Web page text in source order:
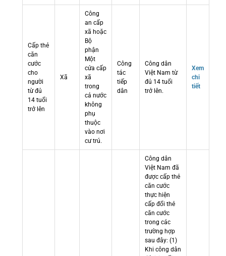
Cấp thẻ
căn
cước
cho
người
từ đủ
14 tuổi
trở lên
Xã
Công
an cấp
xã hoặc
Bộ
phận
Một
cửa cấp
xã
trong
cả nước
không
phụ
thuộc
vào nơi
cư trú.
Công
tác
tiếp
dân
Công dân
Việt Nam từ
đủ 14 tuổi
trở lên.
Xem
chi
tiết
Công dân
Việt Nam đã
được cấp thẻ
căn cước
thực hiện
cấp đổi thẻ
căn cước
trong các
trường hợp
sau đây: (1)
Khi công dân